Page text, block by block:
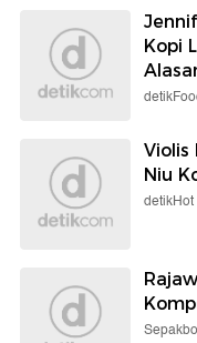
Kopi
Violis
Niu
detikHot